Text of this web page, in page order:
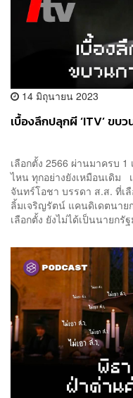
14 มิถุนายน 2023
เบื้องลึกปลุกผี ‘ITV’ ขบว
เลือกตั้ง 2566 ผ่านมาครบ 1
ไหน ทุกอย่างยังเหมือนเดิม
จันทร์โอชา บรรดา ส.ส. ที่เ
ลิ้มเจริญรัตน์ แคนดิเดตนาย
เลือกตั้ง ยังไม่ได้เป็นนายก